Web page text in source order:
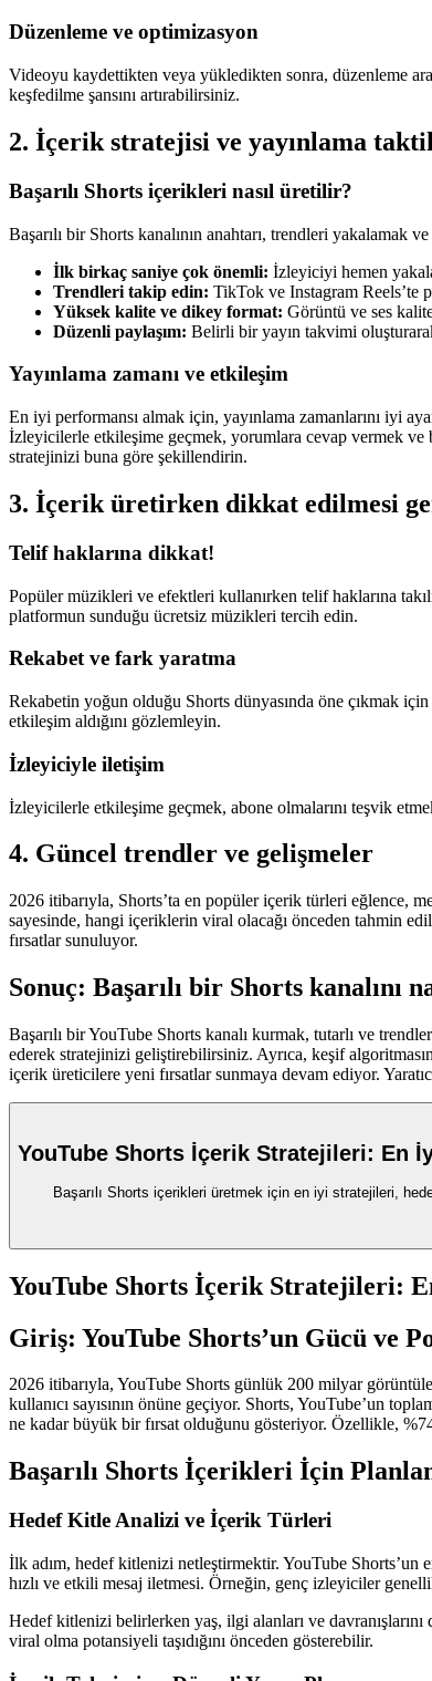
Düzenleme ve optimizasyon
Videoyu kaydettikten veya yükledikten sonra, düzenleme
keşfedilme şansını artırabilirsiniz.
2. İçerik stratejisi ve yayınlama
Başarılı Shorts içerikleri nasıl üretilir?
Başarılı bir Shorts kanalının anahtarı, trendleri
İlk birkaç saniye çok önemli: İzleyiciyi hemen
Trendleri takip edin: TikTok ve Instagram Reels’te
Yüksek kalite ve dikey format: Görüntü ve ses
Düzenli paylaşım: Belirli bir yayın takvimi
Yayınlama zamanı ve etkileşim
En iyi performansı almak için, yayınlama zamanlarını iyi
İzleyicilerle etkileşime geçmek, yorumlara cevap vermek ve
stratejinizi buna göre şekillendirin.
3. İçerik üretirken dikkat edilmesi
Telif haklarına dikkat!
Popüler müzikleri ve efektleri kullanırken telif haklarına
platformun sunduğu ücretsiz müzikleri tercih edin.
Rekabet ve fark yaratma
Rekabetin yoğun olduğu Shorts dünyasında öne çıkmak
etkileşim aldığını gözlemleyin.
İzleyiciyle iletişim
İzleyicilerle etkileşime geçmek, abone olmalarını teşvik
4. Güncel trendler ve gelişmeler
2026 itibarıyla, Shorts’ta en popüler içerik türleri eğlence,
sayesinde, hangi içeriklerin viral olacağı önceden tahmin
fırsatlar sunuluyor.
Sonuç: Başarılı bir Shorts kanalını
Başarılı bir YouTube Shorts kanalı kurmak, tutarlı ve
ederek stratejinizi geliştirebilirsiniz. Ayrıca, keşif
içerik üreticilere yeni fırsatlar sunmaya devam ediyor.
YouTube Shorts İçerik Stratejileri: En
Başarılı Shorts içerikleri üretmek için en iyi stratejileri,
YouTube Shorts İçerik Stratejileri:
Giriş: YouTube Shorts’un Gücü ve
2026 itibarıyla, YouTube Shorts günlük 200 milyar
kullanıcı sayısının önüne geçiyor. Shorts, YouTube’un
ne kadar büyük bir fırsat olduğunu gösteriyor. Özellikle,
Başarılı Shorts İçerikleri İçin
Hedef Kitle Analizi ve İçerik Türleri
İlk adım, hedef kitlenizi netleştirmektir. YouTube Shorts’un
hızlı ve etkili mesaj iletmesi. Örneğin, genç izleyiciler
Hedef kitlenizi belirlerken yaş, ilgi alanları ve
viral olma potansiyeli taşıdığını önceden gösterebilir.